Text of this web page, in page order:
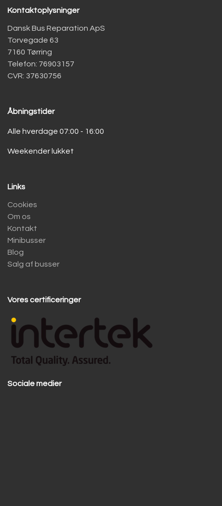
Kontaktoplysninger
Dansk Bus Reparation ApS
Torvegade 63
7160 Tørring
Telefon: 76903157
CVR: 37630756
Åbningstider
Alle hverdage 07:00 - 16:00
Weekender lukket
Links
Cookies
Om os
Kontakt
Minibusser
Blog
Salg af busser
Vores certificeringer
Sociale medier